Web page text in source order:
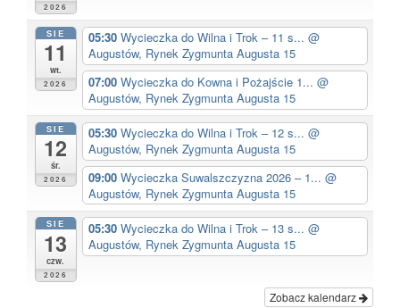
2026
SIE
11
wt.
2026
05:30 Wycieczka do Wilna i Trok – 11 s... @
Augustów, Rynek Zygmunta Augusta 15
07:00 Wycieczka do Kowna i Pożajście 1... @
Augustów, Rynek Zygmunta Augusta 15
SIE
12
śr.
2026
05:30 Wycieczka do Wilna i Trok – 12 s... @
Augustów, Rynek Zygmunta Augusta 15
09:00 Wycieczka Suwalszczyzna 2026 – 1... @
Augustów, Rynek Zygmunta Augusta 15
SIE
13
czw.
2026
05:30 Wycieczka do Wilna i Trok – 13 s... @
Augustów, Rynek Zygmunta Augusta 15
Zobacz kalendarz